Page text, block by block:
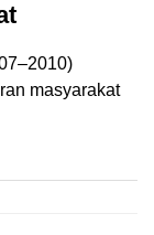
masyarakat